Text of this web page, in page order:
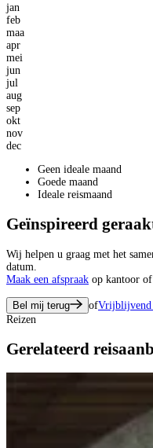
jan
feb
maa
apr
mei
jun
jul
aug
sep
okt
nov
dec
Geen ideale maand
Goede maand
Ideale reismaand
Geïnspireerd
Wij helpen u graag met het
datum.
Maak een afspraak op kantoor
Bel mij terug ofVrijblijvend
Reizen
Gerelateerd